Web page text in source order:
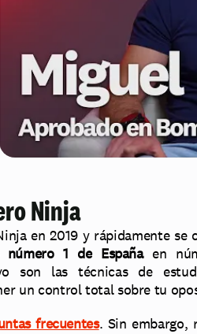
Ninja
en 2019 y rápidamente se
número 1 de España en
son las técnicas de
un control total sobre tu
frecuentes. Sin embargo,